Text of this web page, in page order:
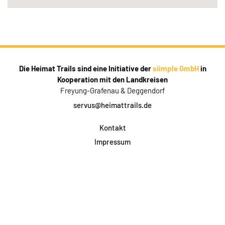
Die Heimat Trails sind eine Initiative dersiimple GmbHin
Kooperation mit den Landkreisen
Freyung-Grafenau & Deggendorf
servus@heimattrails.de
Kontakt
Impressum